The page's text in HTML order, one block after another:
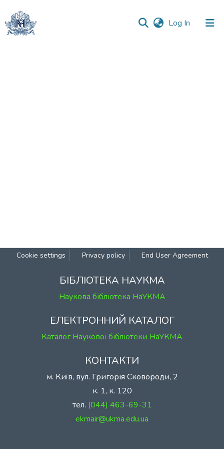
Log In (current)
Cookie settings Privacy policy End User Agreement
БІБЛІОТЕКА НАУКМА
Наукова бібліотека НаУКМА
ЕЛЕКТРОННИЙ КАТАЛОГ
Каталог Наукової бібліотеки НаУКМА
КОНТАКТИ
м. Київ, вул. Григорія Сковороди, 2
к. 1, к. 120
тел. (044) 463-69-31
ekmair@ukma.edu.ua